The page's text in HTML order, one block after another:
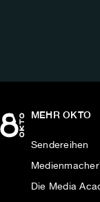
MEHR OKTO
Sendereihen
Die Media